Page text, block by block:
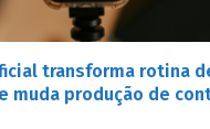
transforma rotina
muda produção de